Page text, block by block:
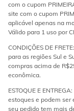
com o cupom
site com o cupom
aplicável apenas na
Válido para 1 uso por
CONDIÇÕES DE
para as regiões Sul e
compras acima de
econômica.
ESTOQUE E
estoques e podem ser
seu pedido tem mais